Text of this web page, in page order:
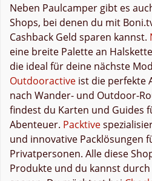
Neben Paulcamper gibt es
Shops, bei denen du mit
Cashback Geld sparen kannst.
eine breite Palette an
die ideal für deine nächste
Outdooractive ist die perfekte
nach Wander- und Outdoor-
findest du Karten und Guides
Abenteuer. Packtive
und innovative Packlösungen
Privatpersonen. Alle diese
Produkte und du kannst